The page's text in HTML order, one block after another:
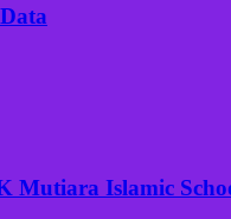
Mutiara Islamic